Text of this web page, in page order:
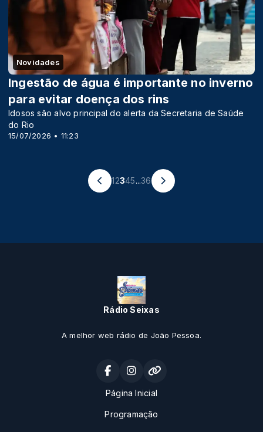
Novidades
15/07/2026 • 11:23
Ingestão de água é importante no inverno
para evitar doença dos rins
Idosos são alvo principal do alerta da Secretaria de Saúde
do Rio
12345...36
Rádio Seixas
A melhor web rádio de João Pessoa.
Página Inicial
Programação